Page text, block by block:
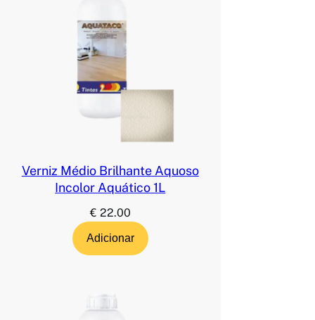
Verniz Médio Brilhante Aquoso
Incolor Aquático 1L
€ 22.00
Adicionar